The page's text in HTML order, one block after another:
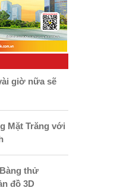
giờ nữa sẽ
Mặt Trăng với
thử
đồ 3D